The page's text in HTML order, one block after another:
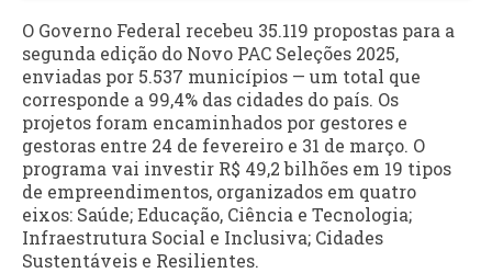
O Governo Federal recebeu 35.119 propostas para a
segunda edição do Novo PAC Seleções 2025,
enviadas por 5.537 municípios — um total que
corresponde a 99,4% das cidades do país. Os
projetos foram encaminhados por gestores e
gestoras entre 24 de fevereiro e 31 de março. O
programa vai investir R$ 49,2 bilhões em 19 tipos
de empreendimentos, organizados em quatro
eixos: Saúde; Educação, Ciência e Tecnologia;
Infraestrutura Social e Inclusiva; Cidades
Sustentáveis e Resilientes.